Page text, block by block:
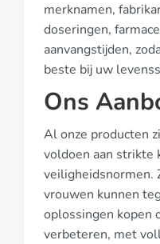
merknamen,
doseringen,
aanvangstijden,
beste bij uw
Ons
Al onze producten
voldoen aan strikte
veiligheidsnormen.
vrouwen kunnen
oplossingen kopen
verbeteren, met